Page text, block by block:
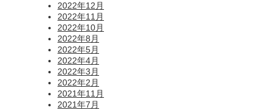
2022年12月
2022年11月
2022年10月
2022年8月
2022年5月
2022年4月
2022年3月
2022年2月
2021年11月
2021年7月